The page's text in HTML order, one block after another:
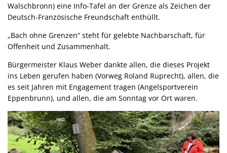
Walschbronn) eine Info-Tafel an der Grenze als Zeichen der
Deutsch-Französische Freundschaft enthüllt.
„Bach ohne Grenzen“ steht für gelebte Nachbarschaft, für
Offenheit und Zusammenhalt.
Bürgermeister Klaus Weber dankte allen, die dieses Projekt
ins Leben gerufen haben (Vorweg Roland Ruprecht), allen, die
es seit Jahren mit Engagement tragen (Angelsportverein
Eppenbrunn), und allen, die am Sonntag vor Ort waren.